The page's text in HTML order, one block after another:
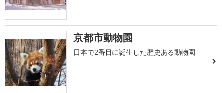
京都市動物園
日本で2番目に誕生した歴史ある動物園